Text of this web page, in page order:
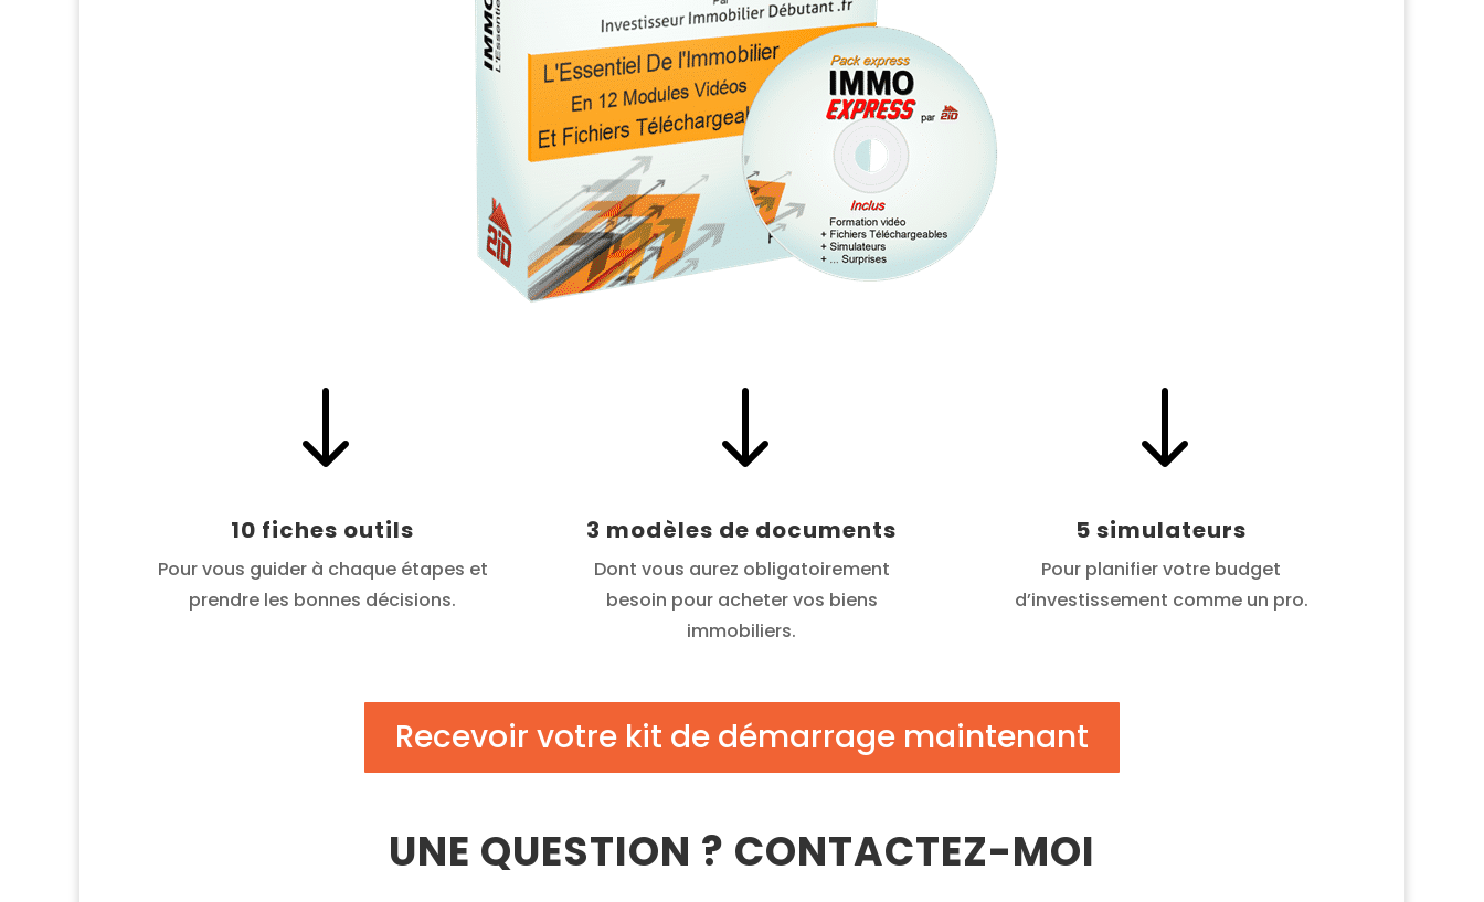
"
10 fiches outils
Pour vous guider à chaque étapes et
prendre les bonnes décisions.
"
3 modèles de documents
Dont vous aurez obligatoirement
besoin pour acheter vos biens
immobiliers.
"
5 simulateurs
Pour planifier votre budget
d’investissement comme un pro.
Recevoir votre kit de démarrage maintenant
UNE QUESTION ? CONTACTEZ-MOI